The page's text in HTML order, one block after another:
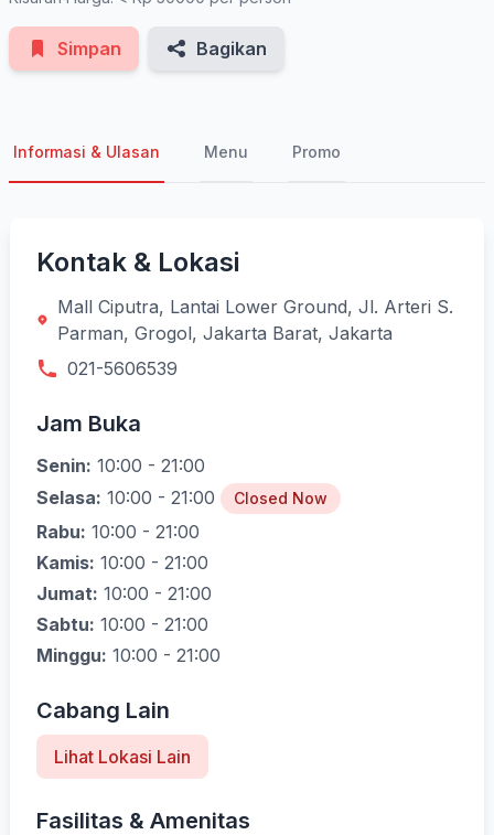
Simpan Bagikan
Informasi & Ulasan Menu Promo
Kontak & Lokasi
Mall Ciputra, Lantai Lower Ground, Jl. Arteri S.
Parman, Grogol, Jakarta Barat, Jakarta
021-5606539
Jam Buka
Senin: 10:00 - 21:00
Selasa: 10:00 - 21:00 Closed Now
Rabu: 10:00 - 21:00
Kamis: 10:00 - 21:00
Jumat: 10:00 - 21:00
Sabtu: 10:00 - 21:00
Minggu: 10:00 - 21:00
Cabang Lain
Lihat Lokasi Lain
Fasilitas & Amenitas